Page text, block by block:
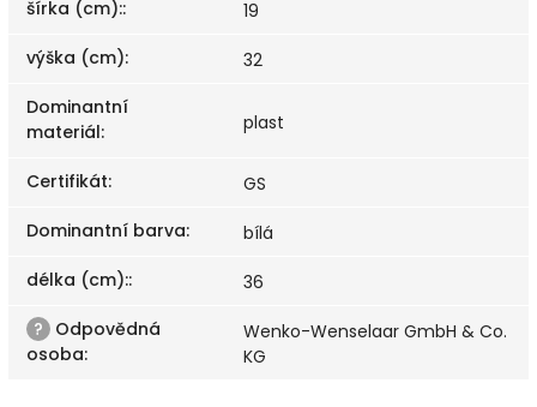
šírka (cm)::
19
výška (cm):
32
Dominantní
materiál: plast
Certifikát:
GS
Dominantní barva:
bílá
délka (cm)::
36
? Odpovědná
osoba:
Wenko-Wenselaar GmbH & Co.
KG